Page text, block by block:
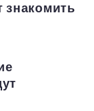
знакомить